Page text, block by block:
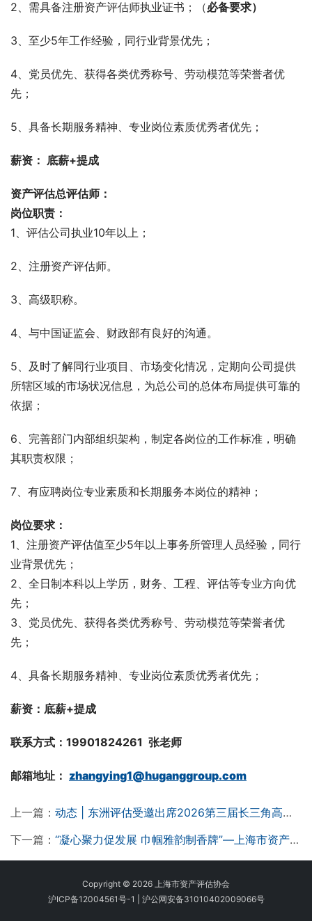
2、需具备注册资产评估师执业证书；（必备要求）
3、至少5年工作经验，同行业背景优先；
4、党员优先、获得各类优秀称号、劳动模范等荣誉者优
先；
5、具备长期服务精神、专业岗位素质优秀者优先；
薪资： 底薪+提成
资产评估总评估师：
岗位职责：
1、评估公司执业10年以上；
2、注册资产评估师。
3、高级职称。
4、与中国证监会、财政部有良好的沟通。
5、及时了解同行业项目、市场变化情况，定期向公司提供
所辖区域的市场状况信息，为总公司的总体布局提供可靠的
依据；
6、完善部门内部组织架构，制定各岗位的工作标准，明确
其职责权限；
7、有应聘岗位专业素质和长期服务本岗位的精神；
岗位要求：
1、注册资产评估值至少5年以上事务所管理人员经验，同行
业背景优先；
2、全日制本科以上学历，财务、工程、评估等专业方向优
先；
3、党员优先、获得各类优秀称号、劳动模范等荣誉者优
先；
4、具备长期服务精神、专业岗位素质优秀者优先；
薪资：底薪+提成
联系方式：19901824261  张老师
邮箱地址： zhangying1@huganggroup.com
上一篇： 动态 | 东洲评估受邀出席2026第三届长三角高质量发展与评估创新研讨会
下一篇： “凝心聚力促发展 巾帼雅韵制香牌”—上海市资产评估行业妇联召开执委（扩大）会议暨非遗手作主题活动
Copyright © 2026 上海市资产评估协会
沪ICP备12004561号-1
沪公网安备31010402009066号